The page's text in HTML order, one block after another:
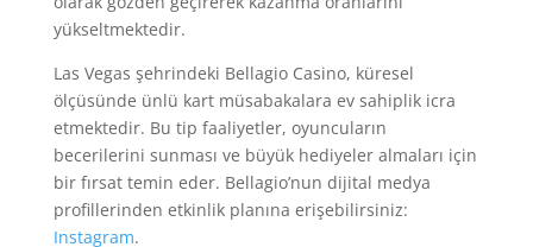
yükseltmektedir.
Las Vegas şehrindeki Bellagio Casino, küresel
ölçüsünde ünlü kart müsabakalara ev sahiplik icra
etmektedir. Bu tip faaliyetler, oyuncuların
becerilerini sunması ve büyük hediyeler almaları için
bir fırsat temin eder. Bellagio’nun dijital medya
profillerinden etkinlik planına erişebilirsiniz:
Instagram.